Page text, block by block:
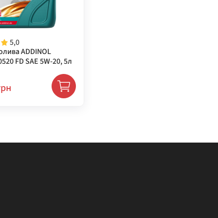
5,0
ADDINOL
FD SAE 5W-20, 5л